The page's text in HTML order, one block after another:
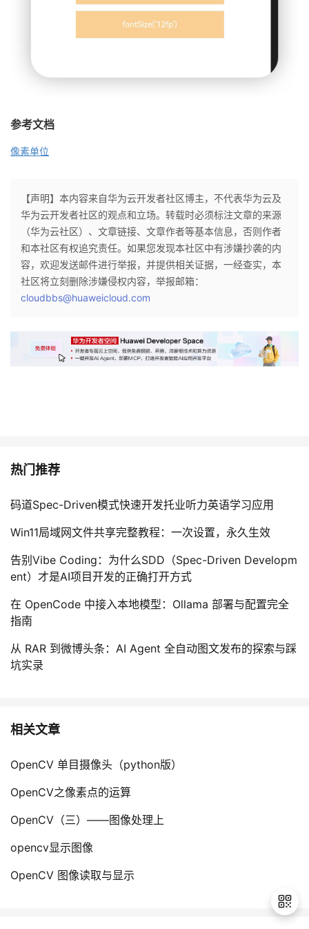
参考文档
像素单位
【声明】本内容来自华为云开发者社区博主，不代表华为云及
华为云开发者社区的观点和立场。转载时必须标注文章的来源
（华为云社区）、文章链接、文章作者等基本信息，否则作者
和本社区有权追究责任。如果您发现本社区中有涉嫌抄袭的内
容，欢迎发送邮件进行举报，并提供相关证据，一经查实，本
社区将立刻删除涉嫌侵权内容，举报邮箱：
cloudbbs@huaweicloud.com
热门推荐
码道Spec-Driven模式快速开发托业听力英语学习应用
Win11局域网文件共享完整教程：一次设置，永久生效
告别Vibe Coding：为什么SDD（Spec-Driven Developm
ent）才是AI项目开发的正确打开方式
在 OpenCode 中接入本地模型：Ollama 部署与配置完全
指南
从 RAR 到微博头条：AI Agent 全自动图文发布的探索与踩
坑实录
相关文章
OpenCV 单目摄像头（python版）
OpenCV之像素点的运算
OpenCV（三）——图像处理上
opencv显示图像
OpenCV 图像读取与显示